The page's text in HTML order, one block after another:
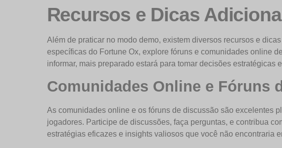
Recursos e Dicas
Além de praticar no modo demo, existem diversos recursos e
específicas do Fortune Ox, explore fóruns e comunidades online
informar, mais preparado estará para tomar decisões estratégicas
Comunidades Online e Fóruns
As comunidades online e os fóruns de discussão são excelentes
jogadores. Participe de discussões, faça perguntas, e contribua
estratégias eficazes e insights valiosos que você não encontraria